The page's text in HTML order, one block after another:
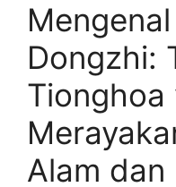
Dongzhi:
Tionghoa
Alam dan